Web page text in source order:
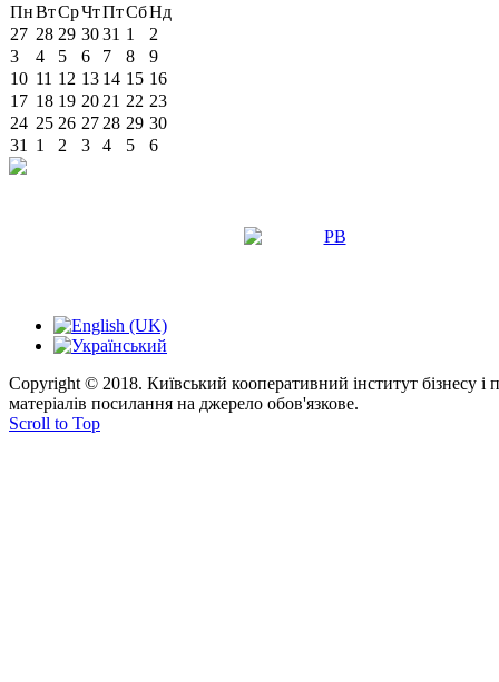
ПнВтСрЧтПтСбНд
27 28 29 3031 1
2
3
4 5 6 7 8
9
10 11 12 13 14 15 16
17 18 19 20 21 22 23
24 25 26 27 28 29 30
31
1 2 3 4 5 6
Copyright © 2018. Київський кооперативний інститут бізнесу
матеріалів посилання на джерело обов'язкове.
Scroll to Top